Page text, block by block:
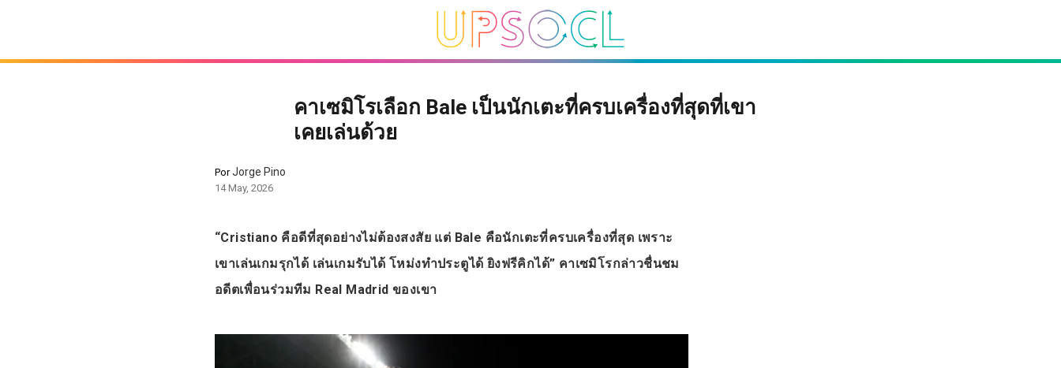
คาเซมิโรเลือก Bale เป็นนักเตะที่ครบเครื่องที่สุดที่เขา
เคยเล่นด้วย
PorJorge Pino
14 May, 2026
“Cristiano คือดีที่สุดอย่างไม่ต้องสงสัย แต่ Bale คือนักเตะที่ครบเครื่องที่สุด เพราะ
เขาเล่นเกมรุกได้ เล่นเกมรับได้ โหม่งทำประตูได้ ยิงฟรีคิกได้” คาเซมิโรกล่าวชื่นชม
อดีตเพื่อนร่วมทีม Real Madrid ของเขา